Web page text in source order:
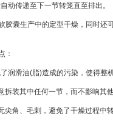
动传递至下一节转笼直至排出。
囊生产中的定型干燥，同时还
：
滑油(脂)造成的污染，使得整机
其中任何一节，而不影响其他
角、毛刺，避免了干燥过程中